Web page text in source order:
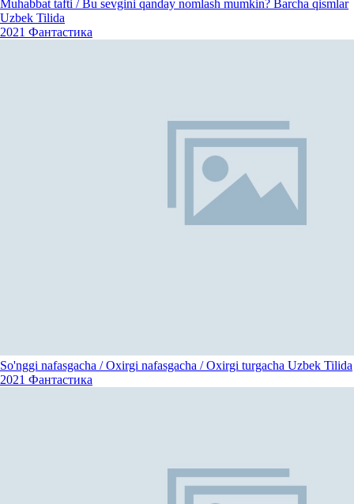
Muhabbat tafti / Bu sevgini qanday nomlash mumkin? Barcha qismlar
Uzbek Tilida
2021 Фантастика
So'nggi nafasgacha / Oxirgi nafasgacha / Oxirgi turgacha Uzbek Tilida
2021 Фантастика